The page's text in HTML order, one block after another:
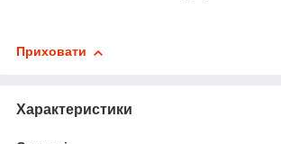
Приховати
Характеристики